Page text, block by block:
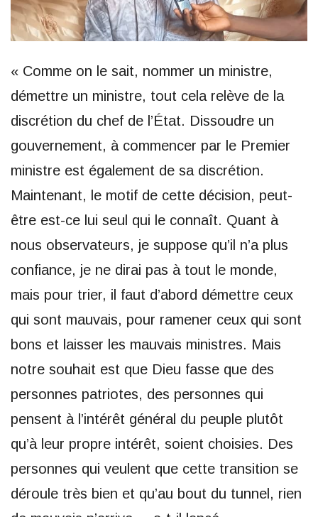
« Comme on le sait, nommer un ministre,
démettre un ministre, tout cela relève de la
discrétion du chef de l’État. Dissoudre un
gouvernement, à commencer par le Premier
ministre est également de sa discrétion.
Maintenant, le motif de cette décision, peut-
être est-ce lui seul qui le connaît. Quant à
nous observateurs, je suppose qu’il n’a plus
confiance, je ne dirai pas à tout le monde,
mais pour trier, il faut d’abord démettre ceux
qui sont mauvais, pour ramener ceux qui sont
bons et laisser les mauvais ministres. Mais
notre souhait est que Dieu fasse que des
personnes patriotes, des personnes qui
pensent à l’intérêt général du peuple plutôt
qu’à leur propre intérêt, soient choisies. Des
personnes qui veulent que cette transition se
déroule très bien et qu’au bout du tunnel, rien